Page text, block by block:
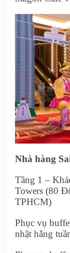
Nhà hàng
Tầng 1 –
Towers (80
TPHCM)
Phục vụ
nhật hằng